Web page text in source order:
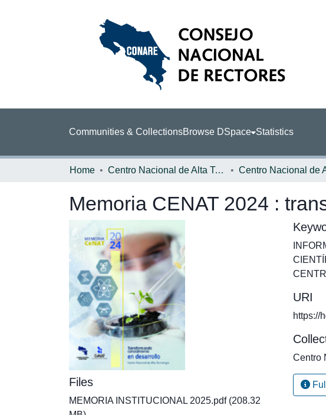
Communities & CollectionsBrowse DSpace Statistics
Home Centro Nacional de Alta Tecnología (CENAT)
Memoria CENAT 2024 :
Files
MEMORIA INSTITUCIONAL 2025.pdf(208.32
URI
https://
Centro